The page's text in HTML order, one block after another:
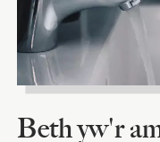
Beth yw'r